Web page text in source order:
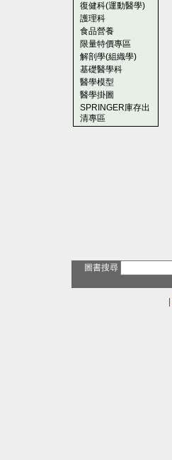
復健科(運動醫學)
護理科
食品營養
限量特價專區
解剖學(組織學)
基礎醫學科
醫學模型
醫學掛圖
SPRINGER庫存出
清專區
圖書搜尋